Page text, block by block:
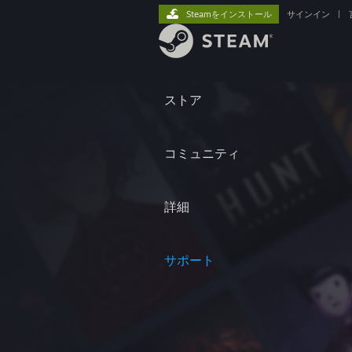
ストア
コミュニティ
詳細
サポート
Steamをインストール サインイン